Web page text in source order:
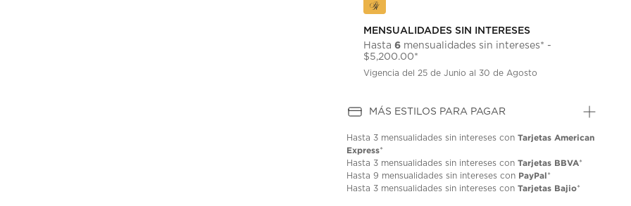
MENSUALIDADES SIN INTERESES
Hasta6 mensualidades sin intereses* -
$5,200.00*
Vigencia del 25 de Junio al 30 de Agosto
MÁS ESTILOS PARA PAGAR
Hasta 3 mensualidades sin intereses conTarjetas American
Express*
Hasta 3 mensualidades sin intereses conTarjetas BBVA*
Hasta9 mensualidades sin intereses con PayPal*
Hasta 3 mensualidades sin intereses conTarjetas Bajio*